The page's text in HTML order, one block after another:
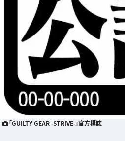
「GUILTY GEAR -STRIVE-」官方標誌